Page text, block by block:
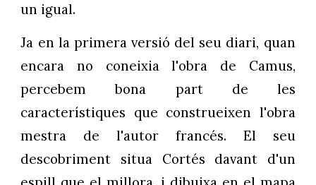
un igual.
Ja en la primera versió del seu diari, quan
encara no coneixia l'obra de Camus,
percebem bona part de les
característiques que construeixen l'obra
mestra de l'autor francés. El seu
descobriment situa Cortés davant d'un